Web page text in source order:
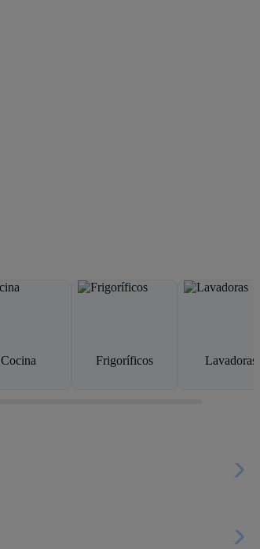
Cocina Frigoríficos Lavadoras